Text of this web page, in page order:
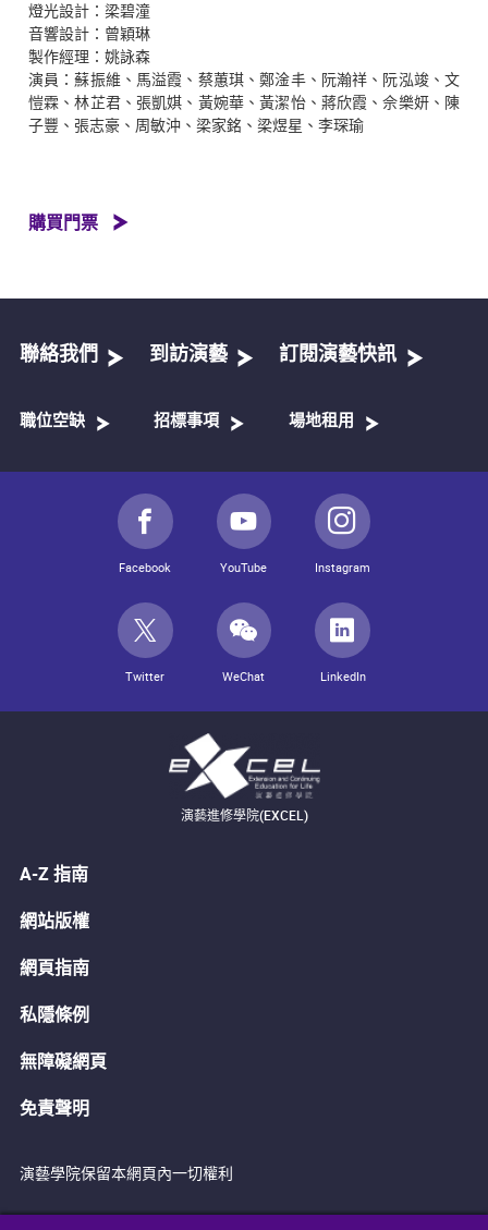
燈光設計：梁碧潼
音響設計：曾穎琳
製作經理：姚詠森
演員：蘇振維、馬溢霞、蔡蕙琪、鄭淦丰、阮瀚祥、阮泓竣、文
愷霖、林芷君、張凱娸、黃婉華、黃潔怡、蔣欣霞、佘樂妍、陳
子豐、張志豪、周敏沖、梁家銘、梁煜星、李琛瑜
購買門票
聯絡我們 到訪演藝 訂閱演藝快訊
職位空缺 招標事項 場地租用
Facebook YouTube Instagram
Twitter WeChat LinkedIn
演藝進修學院(EXCEL)
A-Z 指南
網站版權
網頁指南
私隱條例
無障礙網頁
免責聲明
演藝學院保留本網頁內一切權利